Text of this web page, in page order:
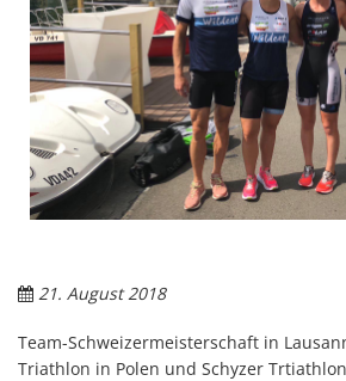
21. August 2018
Team-Schweizermeisterschaft in
Triathlon in Polen und Schyzer